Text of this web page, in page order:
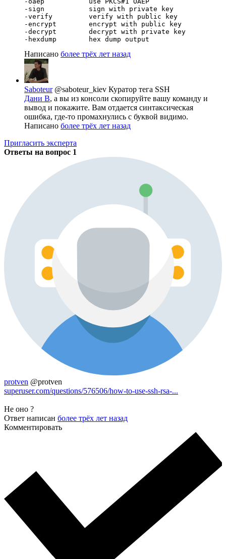
-sign           sign with private key
-verify         verify with public key
-encrypt        encrypt with public key
-decrypt        decrypt with private key
-hexdump        hex dump output
Написано более трёх лет назад
Saboteur @saboteur_kiev Куратор тега SSH
Дани В, а вы из консоли скопируйте вашу команду и
вывод и покажите. Вам отдается синтаксическая
ошибка, где-то промахнулись с буквой видимо.
Написано более трёх лет назад
Пригласить эксперта
Ответы на вопрос 1
protven @protven
superuser.com/questions/576506/how-to-use-ssh-rsa-...
Не оно ?
Ответ написан более трёх лет назад
Комментировать